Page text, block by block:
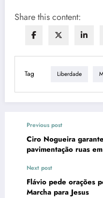
Share this content:
Tag Liberdade
Previous post
Ciro Nogueira
pavimentação ruas
Next post
Flávio pede orações
Marcha para Jesus